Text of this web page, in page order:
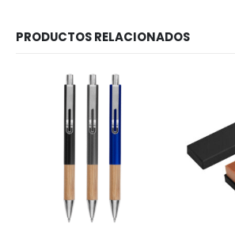
PRODUCTOS RELACIONADOS